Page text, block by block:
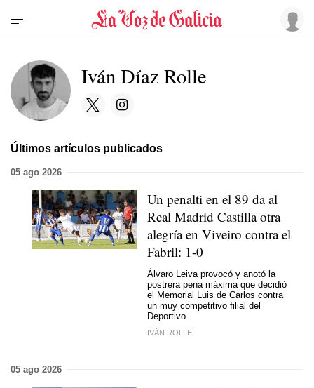
Iván Díaz Rolle
Últimos artículos publicados
05 ago 2026
Un penalti en el 89 da al
Real Madrid Castilla otra
alegría en Viveiro contra el
Fabril: 1-0
Álvaro Leiva provocó y anotó la
postrera pena máxima que decidió
el Memorial Luis de Carlos contra
un muy competitivo filial del
Deportivo
IVÁN ROLLE
05 ago 2026